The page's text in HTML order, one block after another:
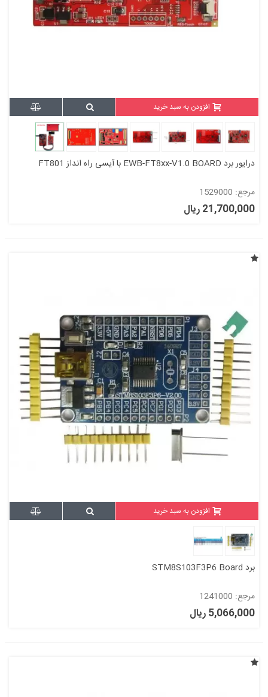
افزودن به سبد خرید
درایور برد EWB-FT8xx-V1.0 BOARD با آیسی راه انداز FT801
مرجع: 1529000
21,700,000 ریال
افزودن به سبد خرید
برد STM8S103F3P6 Board
مرجع: 1241000
5,066,000 ریال